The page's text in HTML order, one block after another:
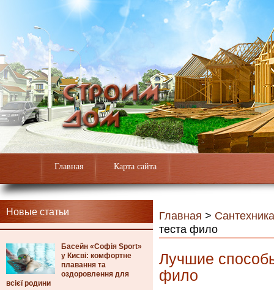
Главная Карта сайта
Новые статьи
Басейн «Софія Sport»
у Києві: комфортне
плавання та
оздоровлення для
всієї родини
Главная > Сантехника
теста фило
Лучшие
фило